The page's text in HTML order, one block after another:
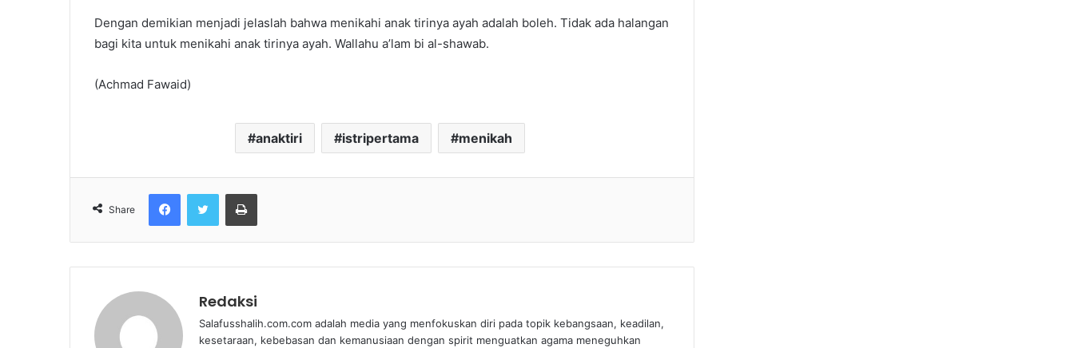
Dengan demikian menjadi jelaslah bahwa menikahi anak tirinya ayah adalah boleh. Tidak ada halangan
bagi kita untuk menikahi anak tirinya ayah. Wallahu a’lam bi al-shawab.
(Achmad Fawaid)
anaktiri istripertama menikah
Share
Redaksi
Salafusshalih.com.com adalah media yang menfokuskan diri pada topik kebangsaan, keadilan,
kesetaraan, kebebasan dan kemanusiaan dengan spirit menguatkan agama meneguhkan